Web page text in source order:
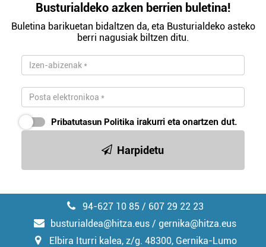
Busturialdeko azken berrien buletina!
Buletina barikuetan bidaltzen da, eta Busturialdeko asteko
berri nagusiak biltzen ditu.
Pribatutasun Politika irakurri eta onartzen dut.
Harpidetu
94-627 10 85 / 607 29 22 23
busturialdea@hitza.eus / gernika@hitza.eus
Elbira Iturri kalea, z/g. 48300, Gernika-Lumo